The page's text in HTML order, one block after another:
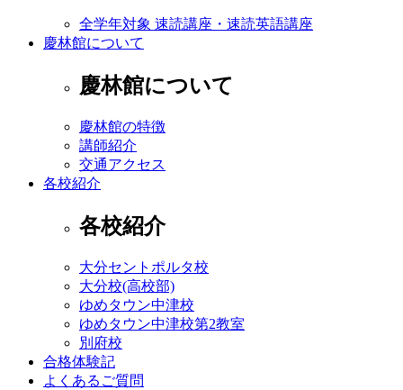
全学年対象 速読講座・速読英語講座
慶林館について
慶林館について
慶林館の特徴
講師紹介
交通アクセス
各校紹介
各校紹介
大分セントポルタ校
大分校(高校部)
ゆめタウン中津校
ゆめタウン中津校第2教室
別府校
合格体験記
よくあるご質問